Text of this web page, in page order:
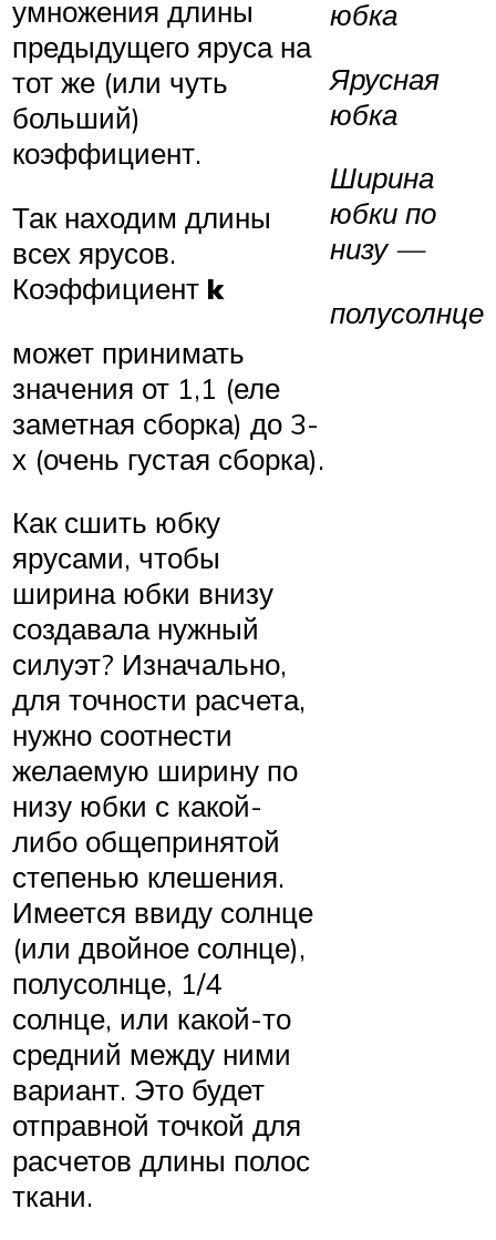
умножения длины
предыдущего яруса на
тот же (или чуть
больший)
коэффициент.
Так находим длины
всех ярусов.
Коэффициент k
может принимать
значения от 1,1 (еле
заметная сборка) до 3-
х (очень густая сборка).
Как сшить юбку
ярусами, чтобы
ширина юбки внизу
создавала нужный
силуэт? Изначально,
для точности расчета,
нужно соотнести
желаемую ширину по
низу юбки с какой-
либо общепринятой
степенью клешения.
Имеется ввиду солнце
(или двойное солнце),
полусолнце, 1/4
солнце, или какой-то
средний между ними
вариант. Это будет
отправной точкой для
расчетов длины полос
ткани.
юбка
Ярусная
юбка
Ширина
юбки по
низу —
полусолнце